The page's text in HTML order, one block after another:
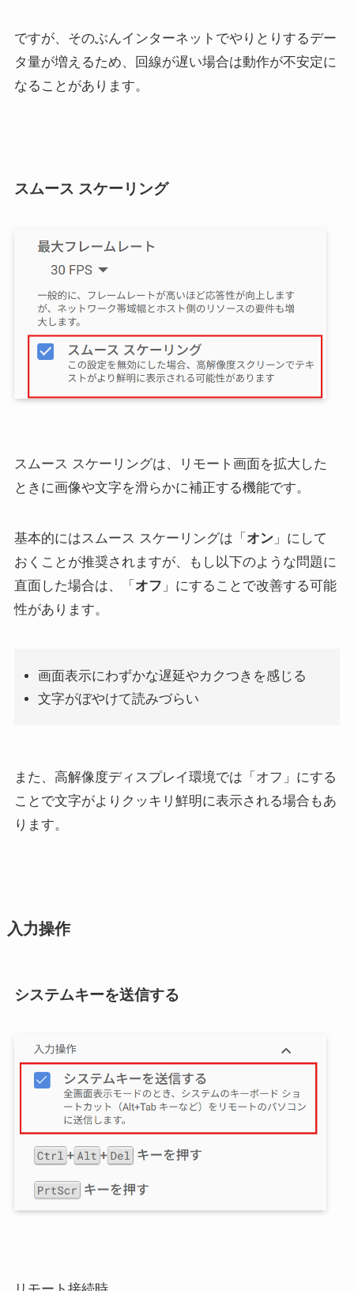
ですが、そのぶんインターネットでやりとりするデー
タ量が増えるため、回線が遅い場合は動作が不安定に
なることがあります。
スムース スケーリング
スムース スケーリングは、リモート画面を拡大した
ときに画像や文字を滑らかに補正する機能です。
基本的にはスムース スケーリングは「 オン」にして
おくことが推奨されますが、もし以下のような問題に
直面した場合は、「 オフ 」にすることで改善する可能
性があります。
画面表示にわずかな遅延やカクつきを感じる
文字がぼやけて読みづらい
また、高解像度ディスプレイ環境では「オフ」にする
ことで文字がよりクッキリ鮮明に表示される場合もあ
ります。
入力操作
システムキーを送信する